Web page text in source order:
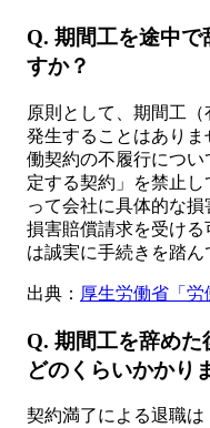
Q. 期間工を途中で
すか？
原則として、期間工
発生することはあり
働契約の不履行につ
定する契約」を禁止
って会社に具体的な
損害賠償請求を受け
は誠実に手続きを踏ん
出典： 厚生労働省「労
Q. 期間工を辞め
どのくらいかかり
契約満了による退職